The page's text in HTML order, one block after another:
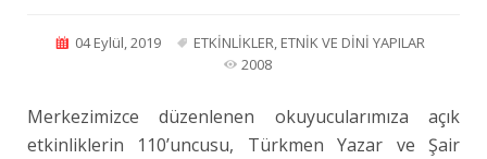
04 Eylül, 2019 ETKİNLİKLER ETNİK VE DİNİ YAPILAR
2008
Merkezimizce düzenlenen okuyucularımıza açık
etkinliklerin 110’uncusu, Türkmen Yazar ve Şair